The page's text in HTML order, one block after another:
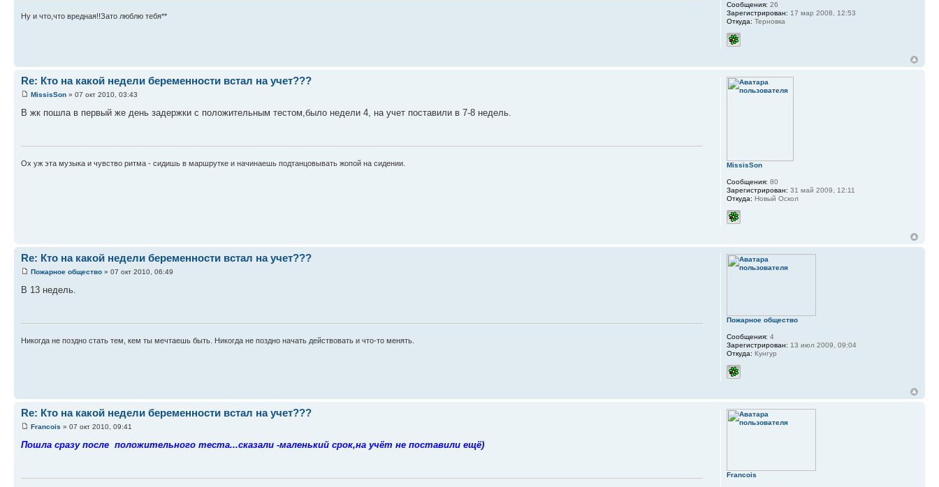
Ну и что,что вредная!!Зато люблю тебя**
Сообщения: 26
Зарегистрирован: 17 мар 2008, 12:53
Откуда: Терновка
Re: Кто на какой недели беременности встал на учет???
MissisSon » 07 окт 2010, 03:43
В жк пошла в первый же день задержки с положительным тестом,было недели 4, на учет поставили в 7-8 недель.
Ох уж эта музыка и чувство ритма - сидишь в маршрутке и начинаешь подтанцовывать жопой на сидении. MissisSon
Сообщения: 80
Зарегистрирован: 31 май 2009, 12:11
Откуда: Новый Оскол
Re: Кто на какой недели беременности встал на учет???
Пожарное общество » 07 окт 2010, 06:49
В 13 недель.
Никогда не поздно стать тем, кем ты мечтаешь быть. Никогда не поздно начать действовать и что-то менять.
Пожарное общество
Сообщения: 4
Зарегистрирован: 13 июл 2009, 09:04
Откуда: Кунгур
Re: Кто на какой недели беременности встал на учет???
Francois » 07 окт 2010, 09:41
Пошла сразу после положительного теста...сказали -маленький срок,на учёт не поставили ещё)
Francois